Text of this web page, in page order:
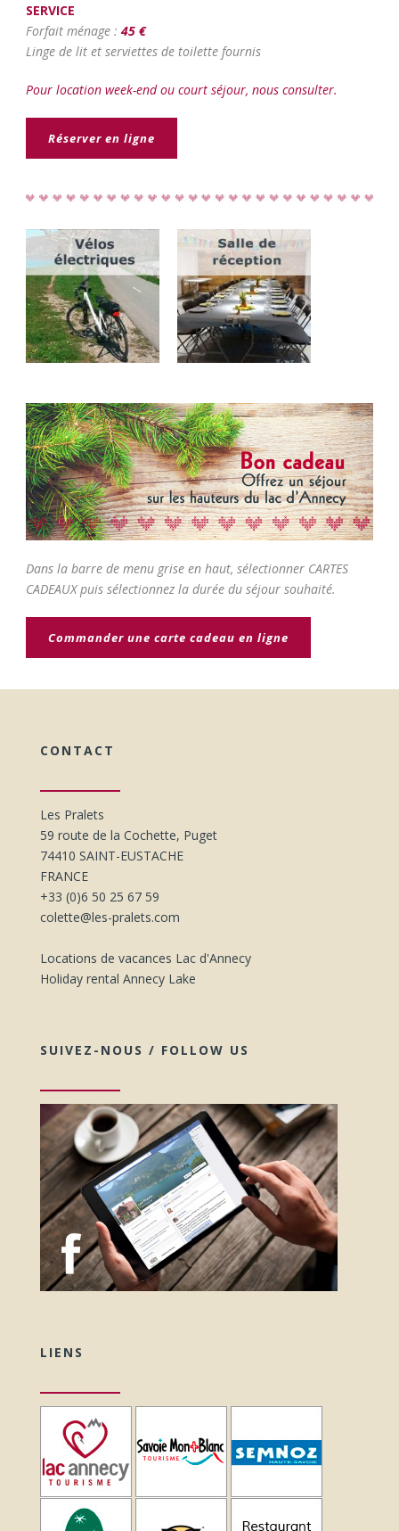
SERVICE
Forfait ménage : 45 €
Linge de lit et serviettes de toilette fournis
Pour location week-end ou court séjour, nous consulter.
Réserver en ligne
Dans la barre de menu grise en haut, sélectionner CARTES
CADEAUX puis sélectionnez la durée du séjour souhaité.
Commander une carte cadeau en ligne
CONTACT
Les Pralets
59 route de la Cochette, Puget
74410 SAINT-EUSTACHE
FRANCE
+33 (0)6 50 25 67 59
colette@les-pralets.com
Locations de vacances Lac d'Annecy
Holiday rental Annecy Lake
SUIVEZ-NOUS / FOLLOW US
LIENS